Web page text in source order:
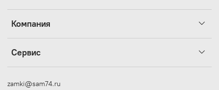
Компания
Сервис
zamki@sam74.ru